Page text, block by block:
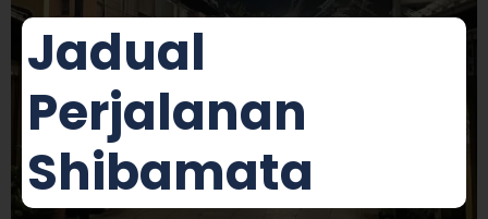
Jadual
Perjalanan
Shibamata